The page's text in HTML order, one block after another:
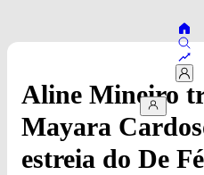
Aline Mineiro
Mayara
estreia do De